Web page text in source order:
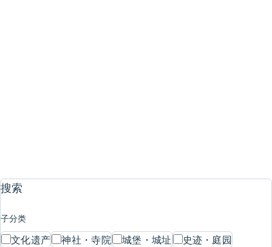
搜索
子分类
文化遗产 神社・寺院 城堡・城址
史迹・庭园